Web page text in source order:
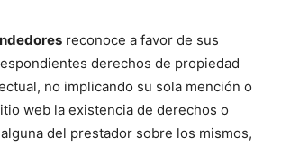
reconoce a favor de sus
derechos de propiedad
no implicando su sola mención o
web la existencia de derechos o
del prestador sobre los mismos,